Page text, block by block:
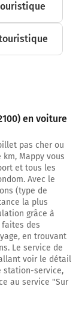
sur 220 mètres
en voiture
pas cher ou
Mappy vous
et tous les
Avec le
(type de
la plus
grâce à
des
en trouvant
Le service de
voir le détail
station-service,
au service "Sur